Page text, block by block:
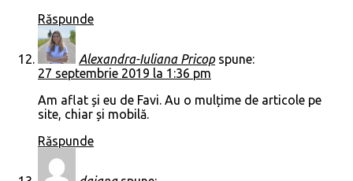
Răspunde
Alexandra-Iuliana Pricop spune:
27 septembrie 2019 la 1:36 pm
Am aflat și eu de Favi. Au o mulțime de articole pe
site, chiar și mobilă.
Răspunde